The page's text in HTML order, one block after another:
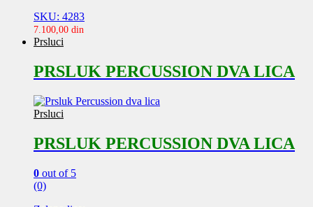
SKU: 4283
7.100,00 din
Prsluci
PRSLUK PERCUSSION DVA LICA
Prsluci
PRSLUK PERCUSSION DVA LICA
0 out of 5
(0)